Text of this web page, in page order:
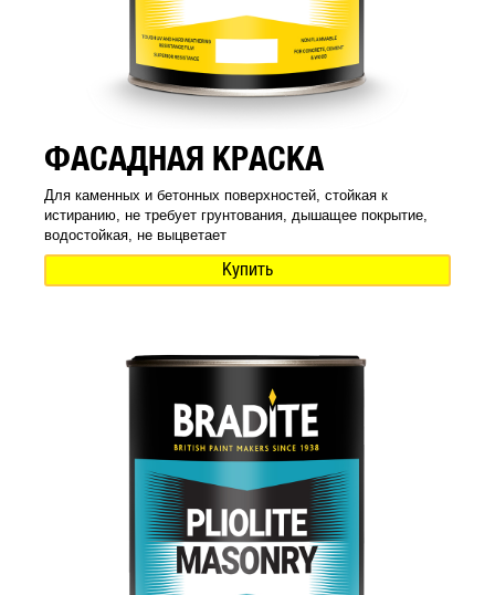
ФАСАДНАЯ КРАСКА
Для каменных и бетонных поверхностей, стойкая к
истиранию, не требует грунтования, дышащее покрытие,
водостойкая, не выцветает
Купить